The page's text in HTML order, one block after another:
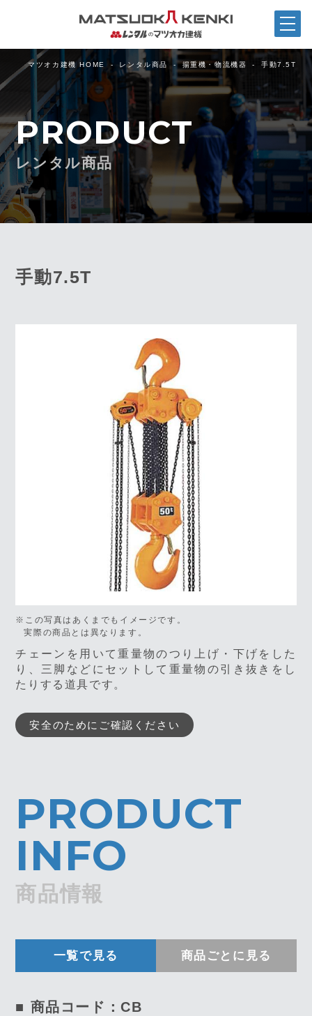
マツオカ建機 HOME レンタル商品 揚重機・物流機器 手動7.5T
PRODUCT
レンタル商品
手動7.5T
※この写真はあくまでもイメージです。
実際の商品とは異なります。
チェーンを用いて重量物のつり上げ・下げをした
り、三脚などにセットして重量物の引き抜きをし
たりする道具です。
安全のためにご確認ください
PRODUCT
INFO
商品情報
一覧で見る 商品ごとに見る
■ 商品コード：CB